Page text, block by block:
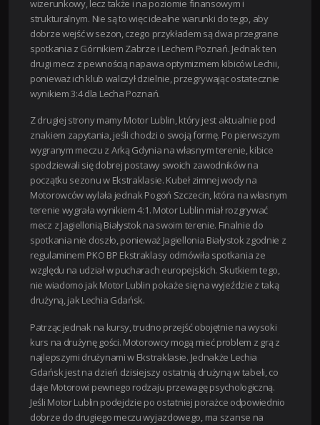
wizerunkowy, lecz także i na poziomie finansowym i
strukturalnym. Nie są to więc idealne warunki do tego, aby
dobrze wejść w sezon, czego przykładem są dwa przegrane
spotkania z Górnikiem Zabrze i Lechem Poznań. Jednak ten
drugi mecz z pewnością napawa optymizmem kibiców Lechii,
ponieważ ich klub walczył dzielnie, przegrywając ostatecznie
wynikiem 3:4 dla Lecha Poznań.
Z drugiej strony mamy Motor Lublin, który jest aktualnie pod
znakiem zapytania, jeśli chodzi o swoją formę. Po pierwszym
wygranym meczu z Arką Gdynia na własnym terenie, kibice
spodziewali się dobrej postawy swoich zawodników na
początku sezonu w Ekstraklasie. Kubeł zimnej wody na
Motorowców wylała jednak Pogoń Szczecin, która na własnym
terenie wygrała wynikiem 4:1. Motor Lublin miał rozgrywać
mecz z Jagiellonią Białystok na swoim terenie. Finalnie do
spotkania nie doszło, ponieważ Jagiellonia Białystok zgodnie z
regulaminem PKO BP Ekstraklasy odmówiła spotkania ze
względu na udział w pucharach europejskich. Skutkiem tego,
nie wiadomo jak Motor Lublin pokaże się na wyjeździe z taką
drużyną, jak Lechia Gdańsk.
Patrząc jednak na kursy, trudno przejść obojętnie na wysoki
kurs na drużynę gości. Motorowcy mogą mieć problem z grą z
najlepszymi drużynami w Ekstraklasie. Jednakże Lechia
Gdańsk jest na dzień dzisiejszy ostatnią drużyną w tabeli, co
daje Motorowi pewnego rodzaju przewagę psychologiczną.
Jeśli Motor Lublin podejdzie po ostatniej porażce odpowiednio
dobrze do drugiego meczu wyjazdowego, ma szanse na